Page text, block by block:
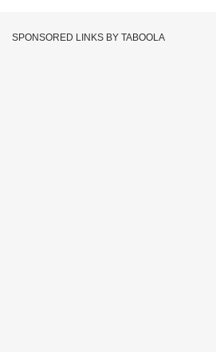
SPONSORED LINKS BY TABOOLA